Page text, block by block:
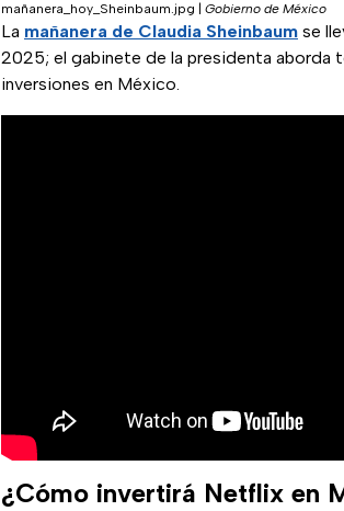
mañanera_hoy_Sheinbaum.jpg Gobierno de México
La mañanera de Claudia Sheinbaum se
2025; el gabinete de la presidenta aborda
inversiones en México.
¿Cómo invertirá Netflix en